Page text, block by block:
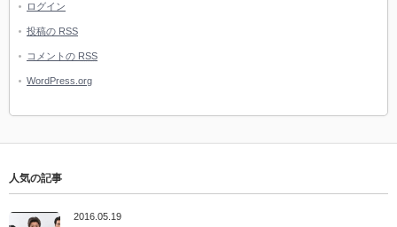
ログイン
投稿の RSS
コメントの RSS
WordPress.org
人気の記事
2016.05.19